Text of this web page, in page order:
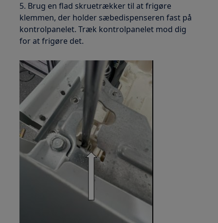
5. Brug en flad skruetrækker til at frigøre
klemmen, der holder sæbedispenseren fast på
kontrolpanelet. Træk kontrolpanelet mod dig
for at frigøre det.